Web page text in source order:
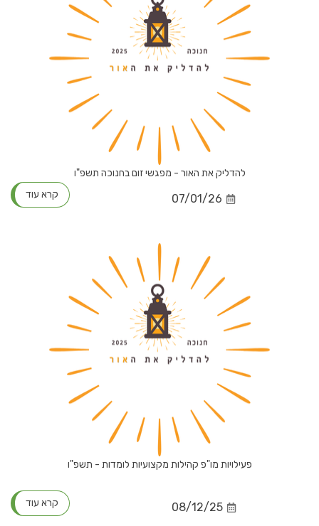
להדליק את האור - מפגשי זום בחנוכה תשפ"ו
07/01/26 קרא עוד
פעילויות מו"פ קהילות מקצועיות לומדות - תשפ"ו
08/12/25 קרא עוד